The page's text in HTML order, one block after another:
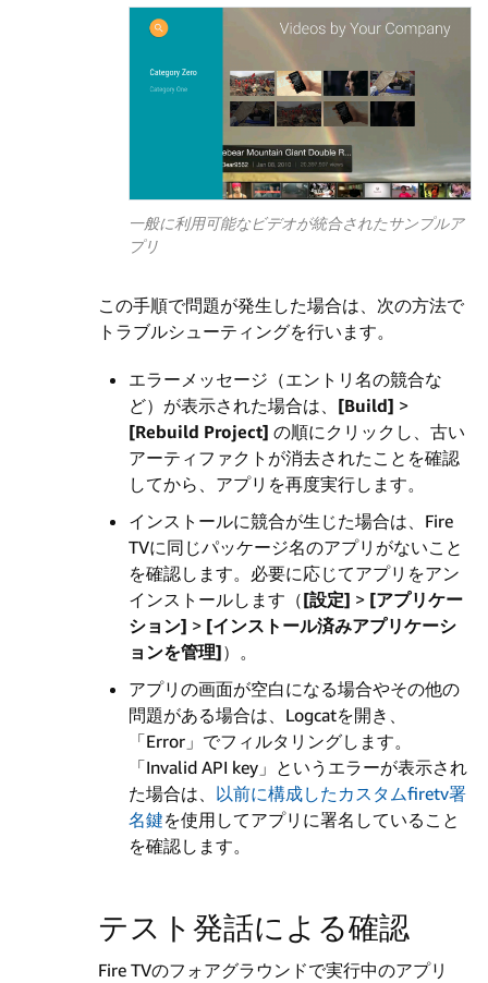
一般に利用可能なビデオが統合されたサンプルア
プリ
この手順で問題が発生した場合は、次の方法で
トラブルシューティングを行います。
エラーメッセージ（エントリ名の競合な
ど）が表示された場合は、 [Build] >
[Rebuild Project] の順にクリックし、古い
アーティファクトが消去されたことを確認
してから、アプリを再度実行します。
インストールに競合が生じた場合は、Fire
TVに同じパッケージ名のアプリがないこと
を確認します。必要に応じてアプリをアン
インストールします（[設定] > [アプリケー
ション] > [インストール済みアプリケーシ
ョンを管理]）。
アプリの画面が空白になる場合やその他の
問題がある場合は、Logcatを開き、
「Error」でフィルタリングします。
「Invalid API key」というエラーが表示され
た場合は、 以前に構成したカスタムfiretv署
名鍵を使用してアプリに署名していること
を確認します。
テスト発話による確認
Fire TVのフォアグラウンドで実行中のアプリ